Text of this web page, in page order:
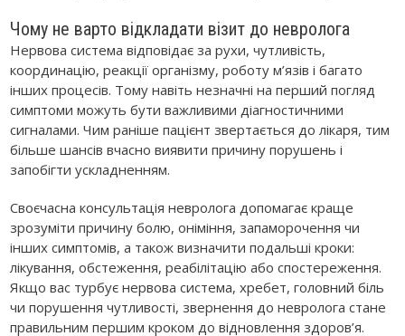
Чому не варто відкладати візит до невролога
Нервова система відповідає за рухи, чутливість,
координацію, реакції організму, роботу м’язів і багато
інших процесів. Тому навіть незначні на перший погляд
симптоми можуть бути важливими діагностичними
сигналами. Чим раніше пацієнт звертається до лікаря, тим
більше шансів вчасно виявити причину порушень і
запобігти ускладненням.
Своєчасна консультація невролога допомагає краще
зрозуміти причину болю, оніміння, запаморочення чи
інших симптомів, а також визначити подальші кроки:
лікування, обстеження, реабілітацію або спостереження.
Якщо вас турбує нервова система, хребет, головний біль
чи порушення чутливості, звернення до невролога стане
правильним першим кроком до відновлення здоров’я.